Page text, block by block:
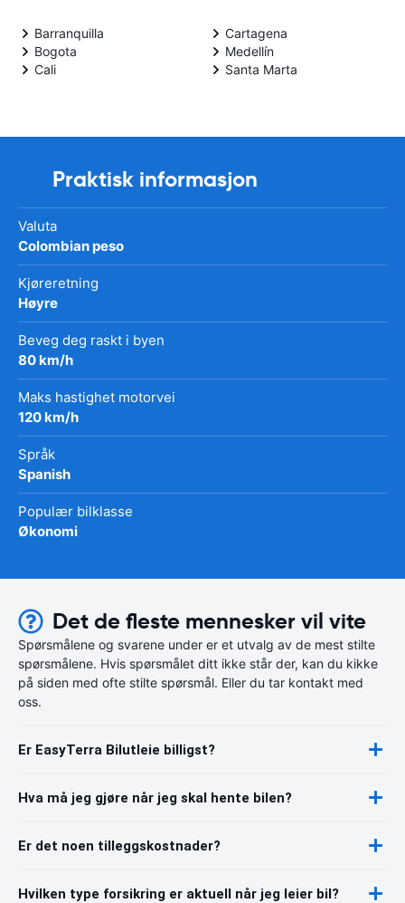
Barranquilla
Bogota
Cali
Cartagena
Medellín
Santa Marta
Praktisk informasjon
Valuta
Colombian peso
Kjøreretning
Høyre
Beveg deg raskt i byen
80 km/h
Maks hastighet motorvei
120 km/h
Språk
Spanish
Populær bilklasse
Økonomi
Det de fleste mennesker vil vite
Spørsmålene og svarene under er et utvalg av de mest stilte
spørsmålene. Hvis spørsmålet ditt ikke står der, kan du kikke
på siden med ofte stilte spørsmål. Eller du tar kontakt med
oss.
Er EasyTerra Bilutleie billigst?
Hva må jeg gjøre når jeg skal hente bilen?
Er det noen tilleggskostnader?
Hvilken type forsikring er aktuell når jeg leier bil?